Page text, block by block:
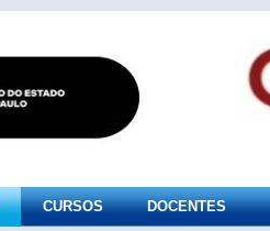
CURSOS DOCENTES